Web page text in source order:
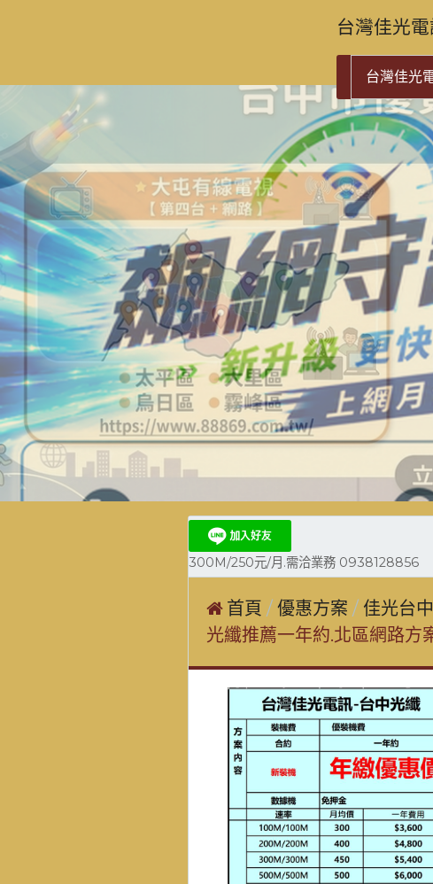
台灣佳光
台灣佳光
300M/250元/月.需洽業務 0938128856
首頁 優惠方案 佳光台
光纖推薦一年約.北區網路方